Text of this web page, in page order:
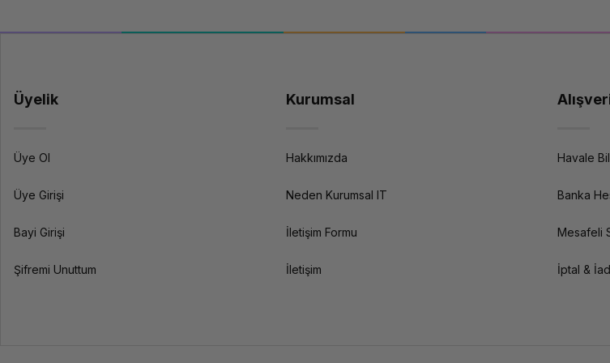
Üyelik
Üye Ol
Üye Girişi
Bayi Girişi
Şifremi Unuttum
Kurumsal
Hakkımızda
Neden Kurumsal IT
İletişim Formu
İletişim
Havale
Banka
Mesafeli
İptal &